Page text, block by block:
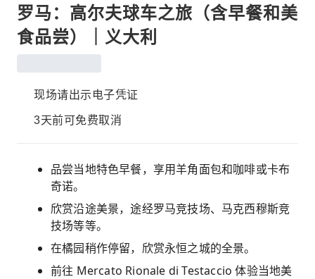
罗马：高尔夫球车之旅（含早餐和美
食品尝）｜义大利
现场请出示电子凭证
3天前可免费取消
品尝当地特色早餐，享用羊角面包和咖啡或卡布
奇诺。
欣赏沿途美景，途经罗马竞技场、马克西穆斯竞
技场等等。
在橘园稍作停留，欣赏永恒之城的全景。
前往 Mercato Rionale di Testaccio 体验当地美